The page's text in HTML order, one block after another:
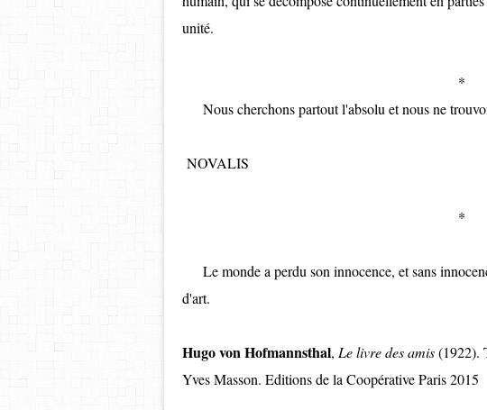
unité.
*
Nous cherchons partout l'absolu et nous ne
NOVALIS
*
Le monde a perdu son innocence, et sans
d'art.
Hugo von Hofmannsthal, Le livre des amis(1922).
Yves Masson. Editions de la Coopérative Paris 2015